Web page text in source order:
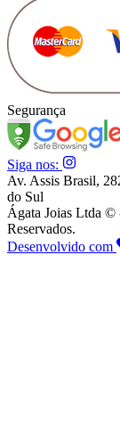
Segurança
Siga nos:
Av. Assis Brasil,
do Sul
Ágata Joias Ltda ©
Reservados.
Desenvolvido com